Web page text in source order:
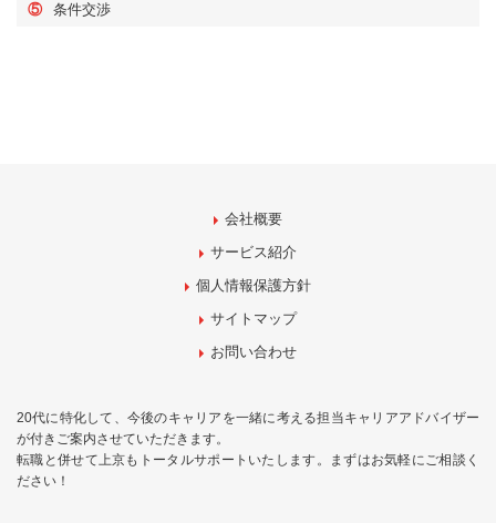
⑤ 条件交渉
会社概要
サービス紹介
個人情報保護方針
サイトマップ
お問い合わせ
20代に特化して、今後のキャリアを一緒に考える担当キャリアアドバイザー
が付きご案内させていただきます。
転職と併せて上京もトータルサポートいたします。まずはお気軽にご相談く
ださい！